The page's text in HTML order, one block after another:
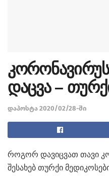
დაცვა –
დაპოსტა 2020/02/28-ში
როგორ დავიცვათ თავი
შესახებ თურქი